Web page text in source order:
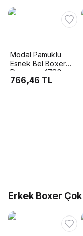
Modal Pamuklu
Esnek Bel Boxer
Doreanse 1788
766,46 TL
Erkek Boxer